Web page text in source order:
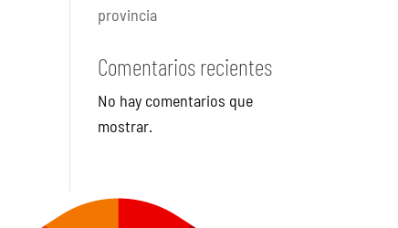
provincia
Comentarios recientes
No hay comentarios que
mostrar.